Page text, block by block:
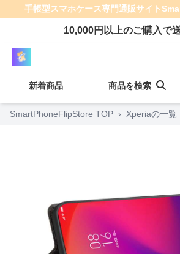
手帳型スマホケース専門通販サイト
10,000円以上のご購入で
新着商品 商品を検索
SmartPhoneFlipStore TOP › Xperiaの一覧